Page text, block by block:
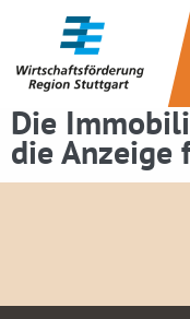
Die
die Anzeige